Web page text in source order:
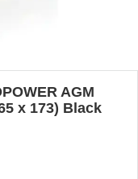
AGM
x 173) Black